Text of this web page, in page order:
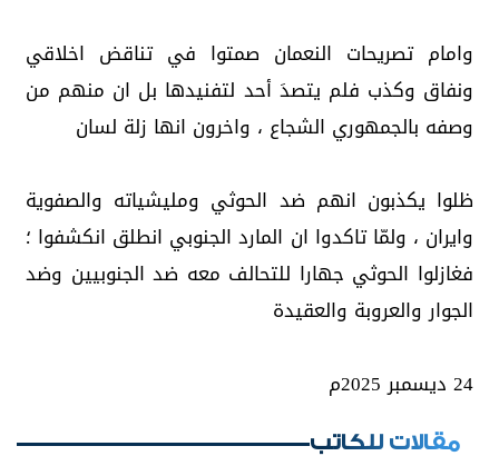
وامام تصريحات النعمان صمتوا في تناقض اخلاقي
ونفاق وكذب فلم يتصدَ أحد لتفنيدها بل ان منهم من
وصفه بالجمهوري الشجاع ، واخرون انها زلة لسان
ظلوا يكذبون انهم ضد الحوثي ومليشياته والصفوية
وايران ، ولمّا تاكدوا ان المارد الجنوبي انطلق انكشفوا ؛
فغازلوا الحوثي جهارا للتحالف معه ضد الجنوبيين وضد
الجوار والعروبة والعقيدة
24 ديسمبر 2025م
مقالات للكاتب